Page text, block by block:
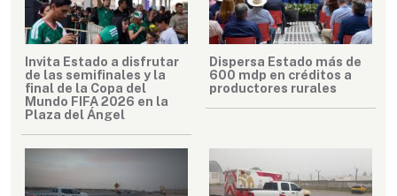
Invita Estado a disfrutar
de las semifinales y la
final de la Copa del
Mundo FIFA 2026 en la
Plaza del Ángel
Dispersa Estado más de
600 mdp en créditos a
productores rurales